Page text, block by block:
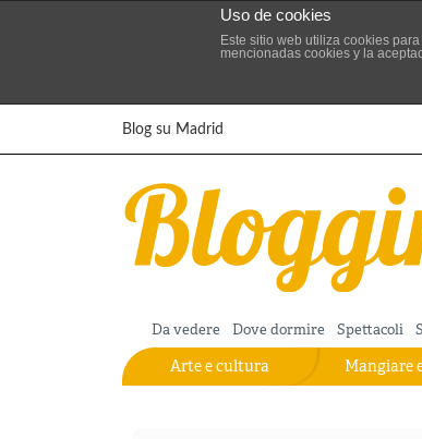
Uso de cookies
Este sitio web utiliza cookies
mencionadas cookies y la
Vai al contenuto principale
Blog su Madrid
Da vedere Dove dormire Spettacoli
Mangiare
Arte e cultura